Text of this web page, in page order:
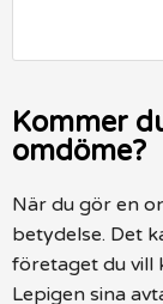
Kommer
omdöme?
När du gör en
betydelse. Det
företaget du vill
Lepigen sina